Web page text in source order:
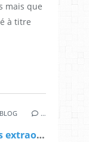
mais que
à titre
…
Miriam Gablier - Un corps extraordinaire